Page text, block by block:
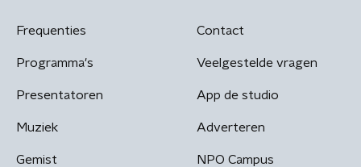
Frequenties
Programma's
Presentatoren
Muziek
Gemist
Contact
Veelgestelde vragen
App de studio
Adverteren
NPO Campus